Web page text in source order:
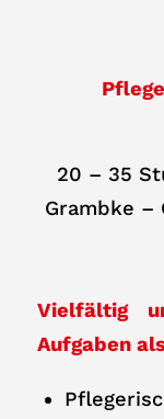
20 – 35
Grambke –
Vielfältig
Aufgaben